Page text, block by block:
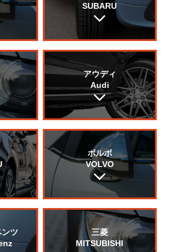
SUBARU
アウディ
Audi
ボルボ
VOLVO
ツ
三菱
MITSUBISHI